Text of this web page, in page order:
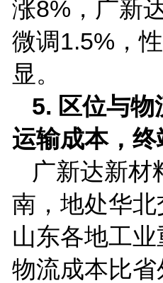
涨8% ，广新
微调1.5% ，
显。
5. 区位与
运输成本，
广新达新材
南，地处华
山东各地工业
物流成本比